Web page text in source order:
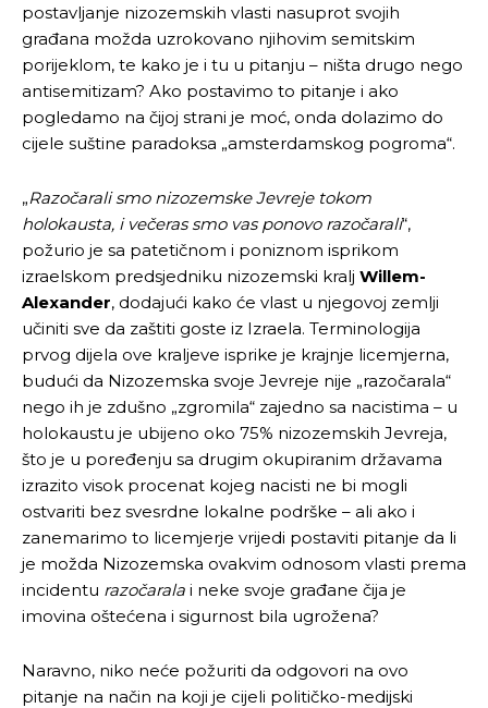
Pusti priču da živi!
Ovim putem želimo da vam se zahvalimo što ste
odlučili da pustite Vašu priču da živi, Redakcija
[wpuf_form id=”7463”]
Pusti priču da živi!
Ovim putem želimo da vam se zahvalimo što ste
odlučili da pustite Vašu priču da živi, Redakcija
[wpuf_form id=”7463”]
postavljanje nizozemskih vlasti nasuprot svojih
građana možda uzrokovano njihovim semitskim
porijeklom, te kako je i tu u pitanju – ništa drugo nego
antisemitizam? Ako postavimo to pitanje i ako
pogledamo na čijoj strani je moć, onda dolazimo do
cijele suštine paradoksa „amsterdamskog pogroma“.
„Razočarali smo nizozemske Jevreje tokom
holokausta, i večeras smo vas ponovo razočarali“,
požurio je sa patetičnom i poniznom isprikom
izraelskom predsjedniku nizozemski kralj Willem-
Alexander, dodajući kako će vlast u njegovoj zemlji
učiniti sve da zaštiti goste iz Izraela. Terminologija
prvog dijela ove kraljeve isprike je krajnje licemjerna,
budući da Nizozemska svoje Jevreje nije „razočarala“
nego ih je zdušno „zgromila“ zajedno sa nacistima – u
holokaustu je ubijeno oko 75% nizozemskih Jevreja,
što je u poređenju sa drugim okupiranim državama
izrazito visok procenat kojeg nacisti ne bi mogli
ostvariti bez svesrdne lokalne podrške – ali ako i
zanemarimo to licemjerje vrijedi postaviti pitanje da li
je možda Nizozemska ovakvim odnosom vlasti prema
incidentu razočarala i neke svoje građane čija je
imovina oštećena i sigurnost bila ugrožena?
Naravno, niko neće požuriti da odgovori na ovo
pitanje na način na koji je cijeli političko-medijski